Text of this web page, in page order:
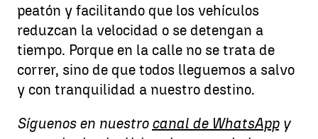
peatón y facilitando que los vehículos
reduzcan la velocidad o se detengan a
tiempo. Porque en la calle no se trata de
correr, sino de que todos lleguemos a salvo
y con tranquilidad a nuestro destino.
Síguenos en nuestro canal de WhatsAppy